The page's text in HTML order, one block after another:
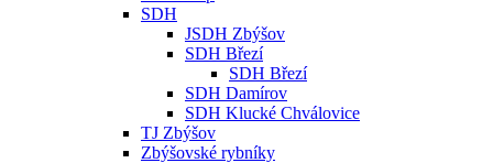
SDH
JSDH Zbýšov
SDH Březí
SDH Březí
SDH Damírov
SDH Klucké Chválovice
TJ Zbýšov
Zbýšovské rybníky